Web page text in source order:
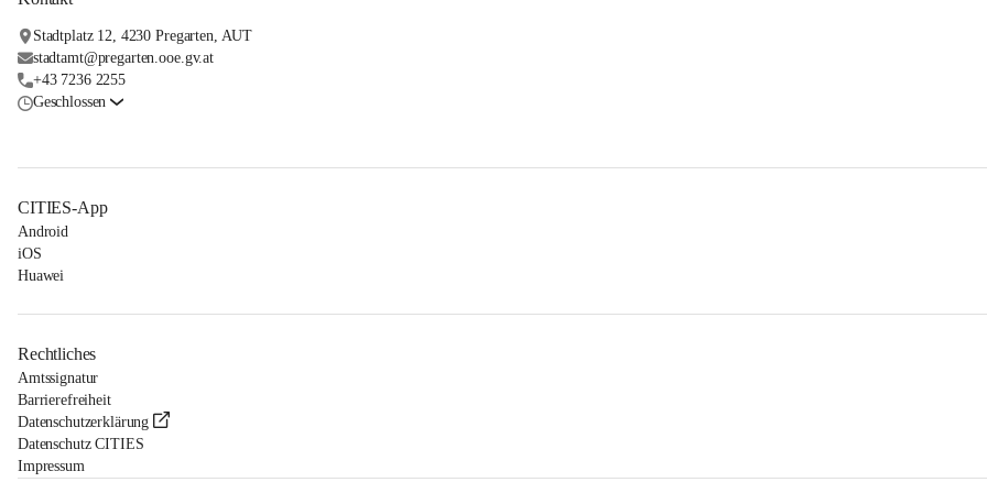
Stadtplatz 12, 4230 Pregarten, AUT
stadtamt@pregarten.ooe.gv.at
+43 7236 2255
Geschlossen
CITIES-App
Android
iOS
Huawei
Rechtliches
Amtssignatur
Barrierefreiheit
Datenschutzerklärung
Datenschutz CITIES
Impressum